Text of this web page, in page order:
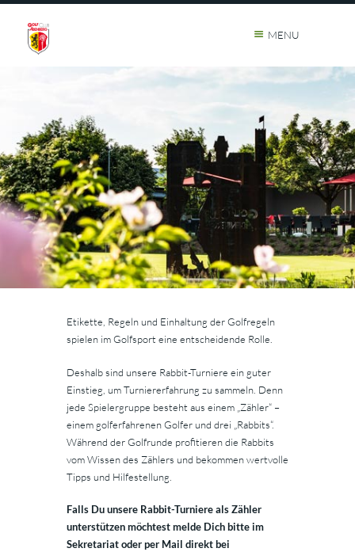
MENU
Etikette, Regeln und Einhaltung der Golfregeln
spielen im Golfsport eine entscheidende Rolle.
Deshalb sind unsere Rabbit-Turniere ein guter
Einstieg, um Turniererfahrung zu sammeln. Denn
jede Spielergruppe besteht aus einem „Zähler“ –
einem golferfahrenen Golfer und drei „Rabbits“.
Während der Golfrunde profitieren die Rabbits
vom Wissen des Zählers und bekommen wertvolle
Tipps und Hilfestellung.
Falls Du unsere Rabbit-Turniere als Zähler
unterstützen möchtest melde Dich bitte im
Sekretariat oder per Mail direkt bei